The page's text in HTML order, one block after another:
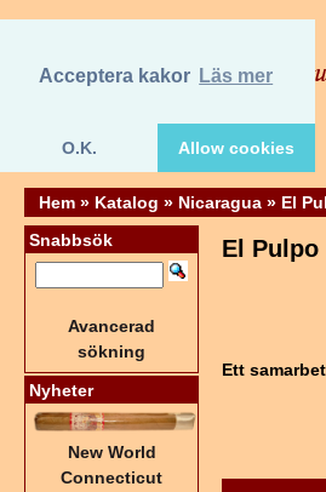
Acceptera kakor Läs mer
O.K. Allow cookies
Hem » Katalog » Nicaragua » El
El Pulpo
Ett
Snabbsök
Avancerad
sökning
Nyheter
New World
Connecticut